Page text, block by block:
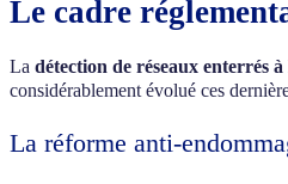
Le cadre
La détection de réseaux enterrés
considérablement évolué ces
La réforme anti-